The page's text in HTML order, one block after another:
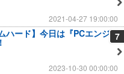
2021-04-27 19:00:00
7
ハード】今日は『PCエンジ
2023-10-30 00:00:00